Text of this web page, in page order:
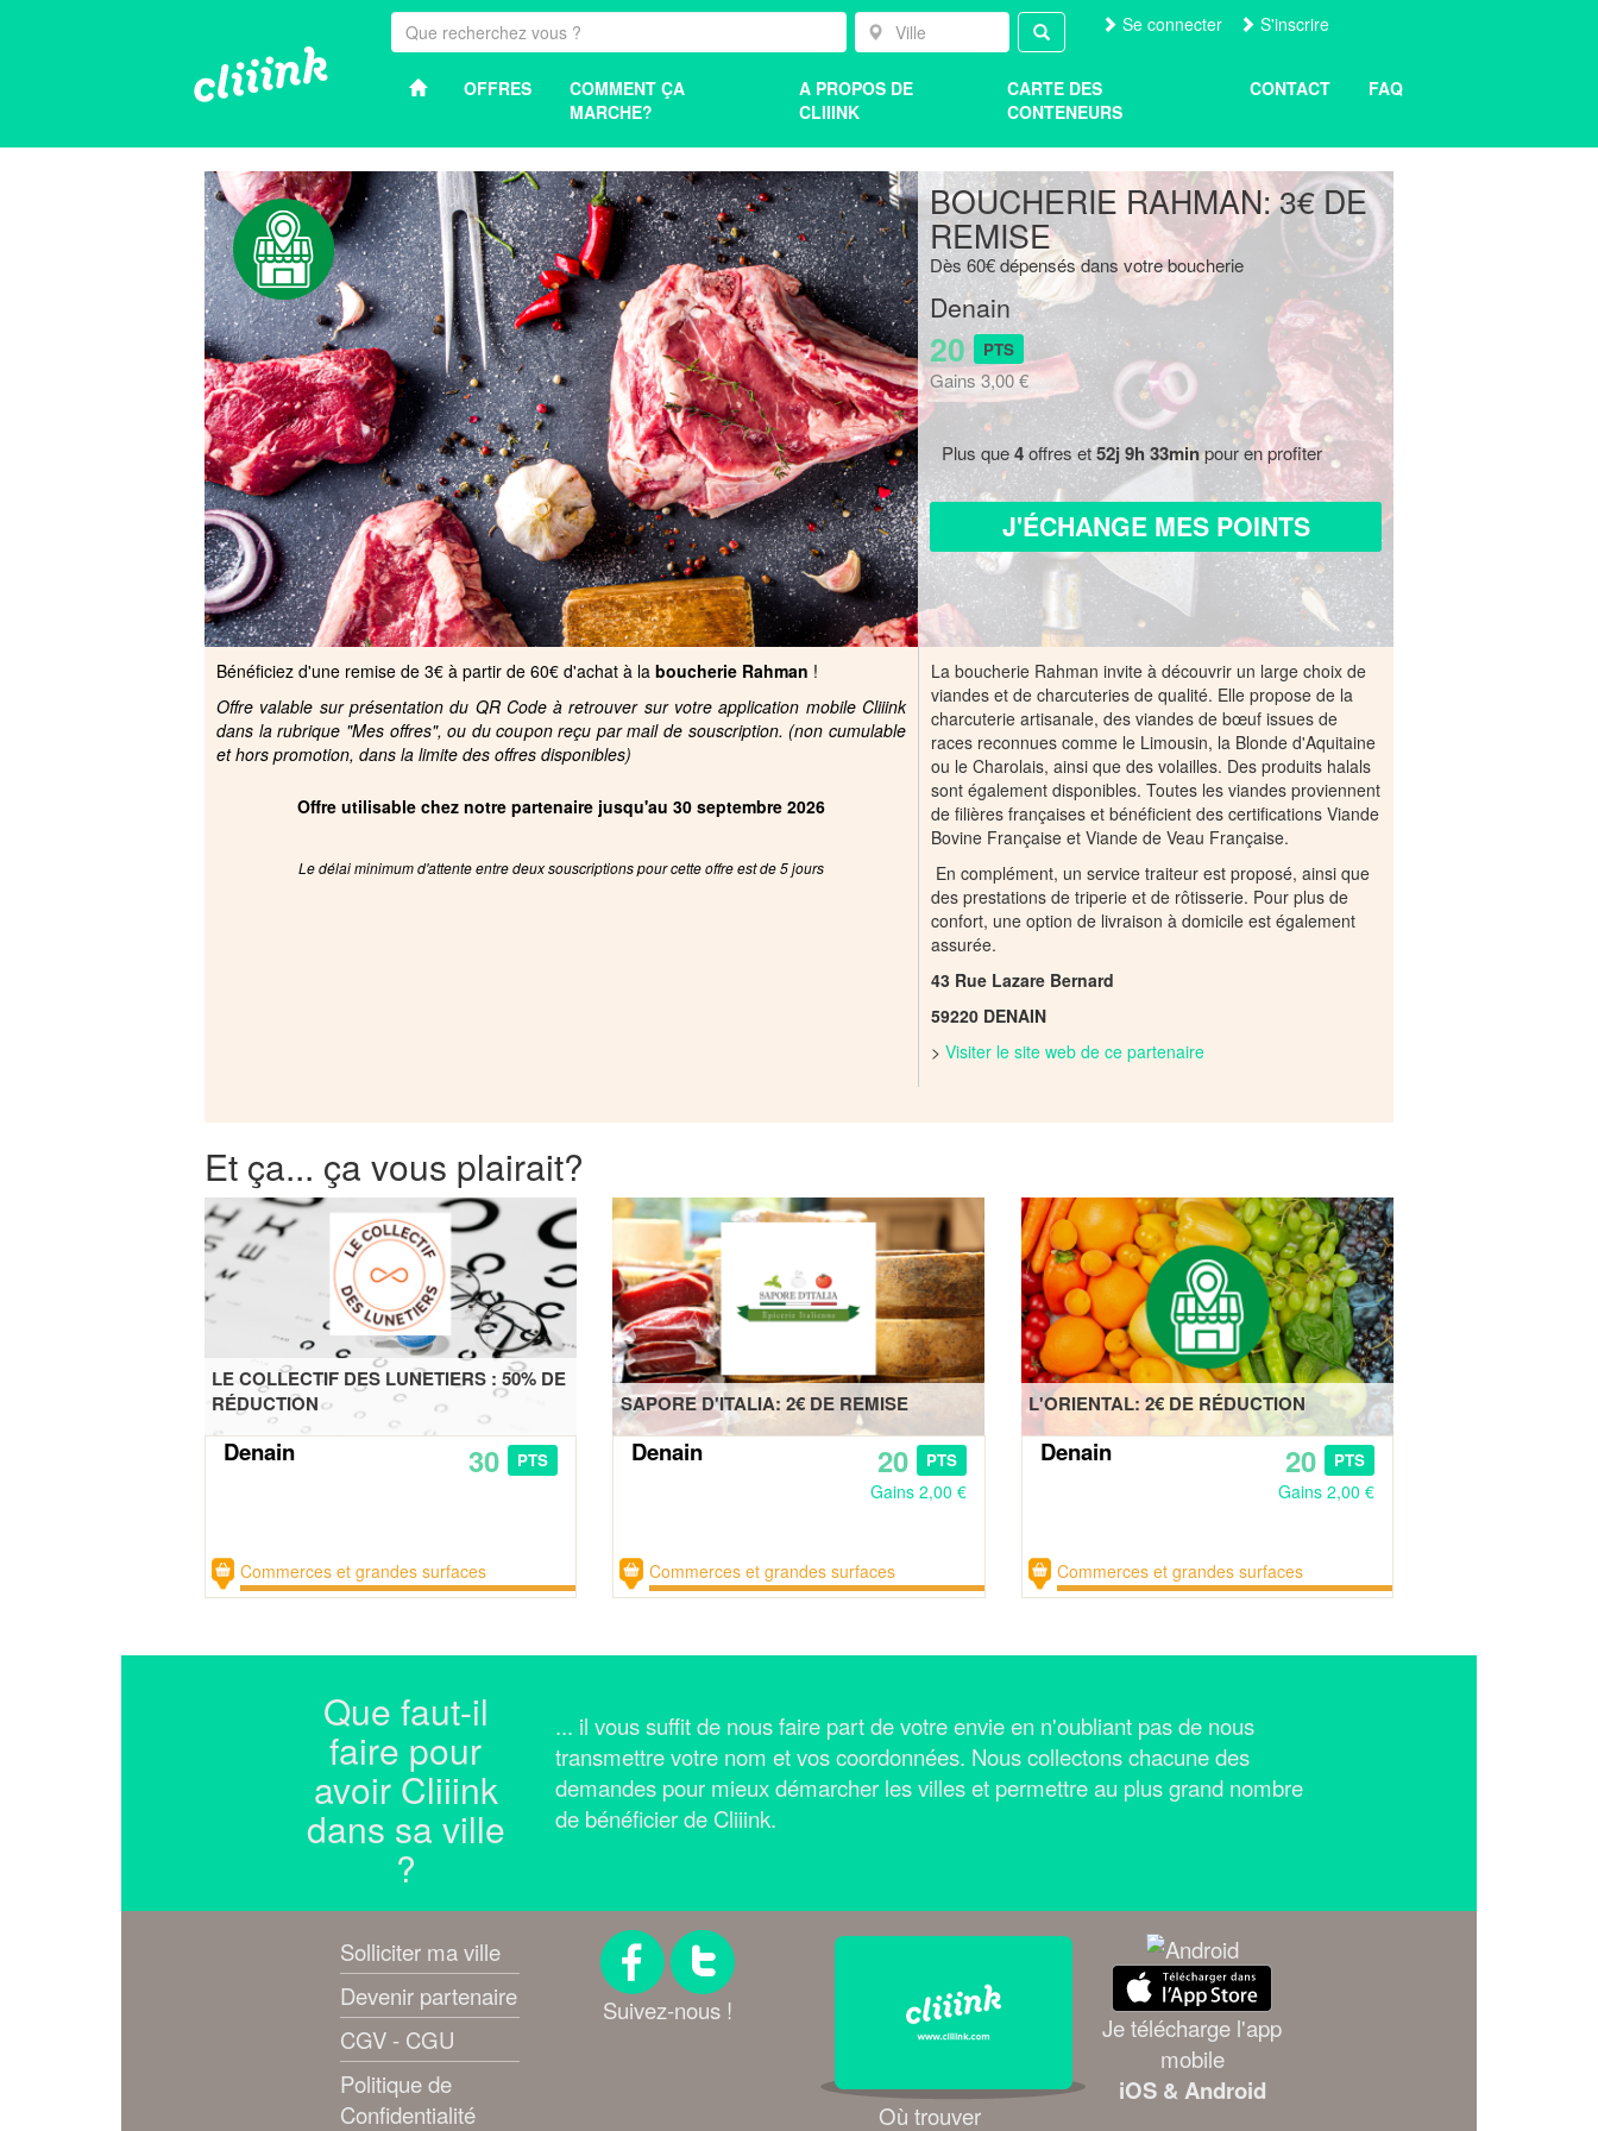
Se connecter S'inscrire
OFFRES
COMMENT ÇA
MARCHE?
A PROPOS DE
CLIIINK
CARTE DES
CONTENEURS
CONTACT FAQ
BOUCHERIE RAHMAN: 3€ DE
REMISE
Dès 60€ dépensés dans votre boucherie
Denain
20 PTS
Gains 3,00 €
Plus que4offres et52j 9h 33minpour en profiter
J'ÉCHANGE MES POINTS
Bénéficiez d'une remise de 3€ à partir de 60€ d'achat à la boucherie Rahman !
Offre valable sur présentation du QR Code à retrouver sur votre application mobile Cliiink
dans la rubrique "Mes offres", ou du coupon reçu par mail de souscription. (non cumulable
et hors promotion, dans la limite des offres disponibles)
Offre utilisable chez notre partenaire jusqu'au 30 septembre 2026
Le délai minimum d'attente entre deux souscriptions pour cette offre est de 5 jours
La boucherie Rahman invite à découvrir un large choix de
viandes et de charcuteries de qualité. Elle propose de la
charcuterie artisanale, des viandes de bœuf issues de
races reconnues comme le Limousin, la Blonde d'Aquitaine
ou le Charolais, ainsi que des volailles. Des produits halals
sont également disponibles. Toutes les viandes proviennent
de filières françaises et bénéficient des certifications Viande
Bovine Française et Viande de Veau Française.
En complément, un service traiteur est proposé, ainsi que
des prestations de triperie et de rôtisserie. Pour plus de
confort, une option de livraison à domicile est également
assurée.
43 Rue Lazare Bernard
59220 DENAIN
> Visiter le site web de ce partenaire
Et ça... ça vous plairait?
LE COLLECTIF DES LUNETIERS : 50% DE
RÉDUCTION
Denain 30 PTS
Commerces et grandes surfaces
SAPORE D'ITALIA: 2€ DE REMISE
Denain 20 PTS
Gains 2,00 €
Commerces et grandes surfaces
L'ORIENTAL: 2€ DE RÉDUCTION
Denain 20 PTS
Gains 2,00 €
Commerces et grandes surfaces
Que faut-il
faire pour
avoir Cliiink
dans sa ville
?
... il vous suffit de nous faire part de votre envie en n'oubliant pas de nous
transmettre votre nom et vos coordonnées. Nous collectons chacune des
demandes pour mieux démarcher les villes et permettre au plus grand nombre
de bénéficier de Cliiink.
Solliciter ma ville
Devenir partenaire
CGV - CGU
Politique de
Confidentialité
Suivez-nous !
Où trouver
Je télécharge l'app
mobile
iOS & Android